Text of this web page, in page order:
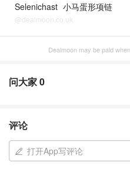
Selenichast 小马蛋形项链
@dealmoon.co.uk
Dealmoon may be paid
问大家0
评论
打开App写评论